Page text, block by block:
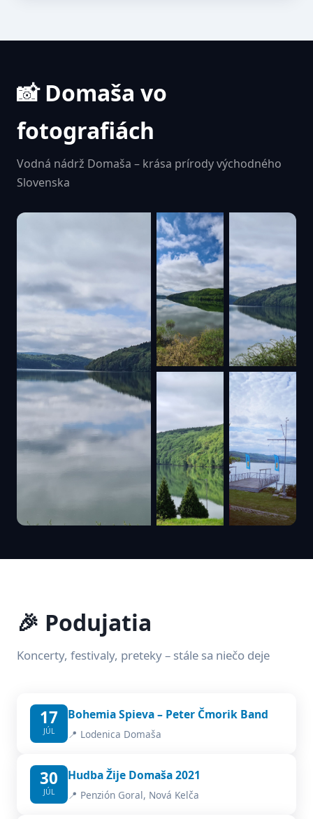
📸 Domaša vo
fotografiách
Vodná nádrž Domaša – krása prírody východného
Slovenska
🎉 Podujatia
Koncerty, festivaly, preteky – stále sa niečo deje
17
JÚL
Bohemia Spieva – Peter Čmorik Band
📍 Lodenica Domaša
30
JÚL
Hudba Žije Domaša 2021
📍 Penzión Goral, Nová Kelča